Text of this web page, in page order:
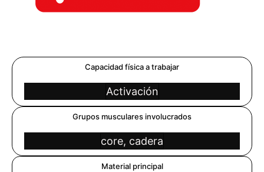
Capacidad física a trabajar
Activación
Grupos musculares involucrados
core, cadera
Material principal